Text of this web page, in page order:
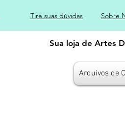
Tire suas dúvidas Sobre
Sua loja de Artes
Arquivos de